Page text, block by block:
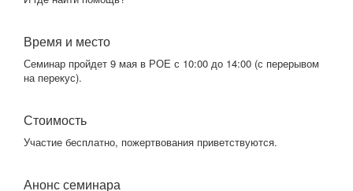
Время и место
Семинар пройдет 9 мая в РОЕ с 10:00 до 14:00 (с перерывом
на перекус).
Стоимость
Участие бесплатно, пожертвования приветствуются.
Анонс семинара